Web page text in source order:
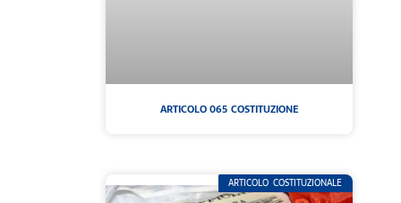
ARTICOLO 065 COSTITUZIONE
ARTICOLO COSTITUZIONALE